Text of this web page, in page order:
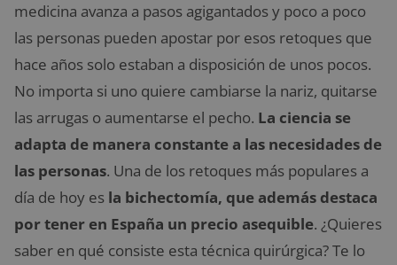
medicina avanza a pasos agigantados y poco a poco
las personas pueden apostar por esos retoques que
hace años solo estaban a disposición de unos pocos.
No importa si uno quiere cambiarse la nariz, quitarse
las arrugas o aumentarse el pecho. La ciencia se
adapta de manera constante a las necesidades de
las personas. Una de los retoques más populares a
día de hoy es la bichectomía, que además destaca
por tener en España un precio asequible. ¿Quieres
saber en qué consiste esta técnica quirúrgica? Te lo